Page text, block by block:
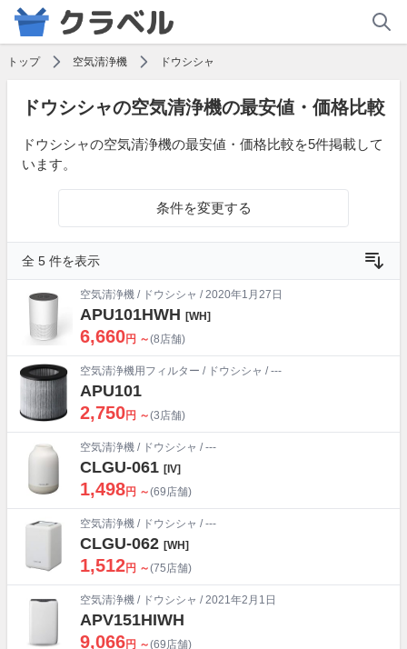
トップ 空気清浄機 ドウシシャ
ドウシシャの空気清浄機の最安値・価格比較
ドウシシャの空気清浄機の最安値・価格比較を5件掲載して
います。
条件を変更する
全 5 件を表示
空気清浄機 / ドウシシャ / 2020年1月27日
APU101HWH [WH]
6,660円 ～(8店舗)
空気清浄機用フィルター / ドウシシャ / ---
APU101
2,750円 ～(3店舗)
空気清浄機 / ドウシシャ / ---
CLGU-061 [IV]
1,498円 ～(69店舗)
空気清浄機 / ドウシシャ / ---
CLGU-062 [WH]
1,512円 ～(75店舗)
空気清浄機 / ドウシシャ / 2021年2月1日
APV151HIWH
9,066円 ～(69店舗)